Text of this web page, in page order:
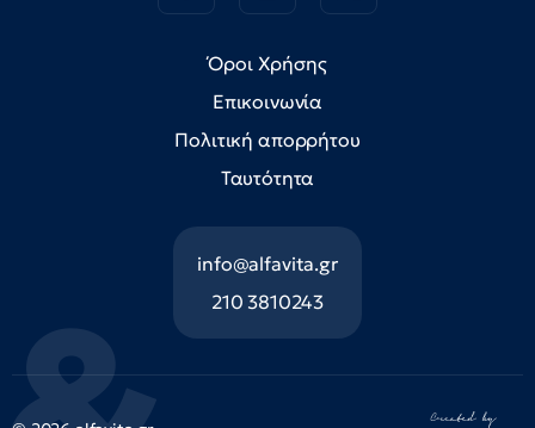
Όροι Χρήσης
Επικοινωνία
Πολιτική απορρήτου
Ταυτότητα
info@alfavita.gr
210 3810243